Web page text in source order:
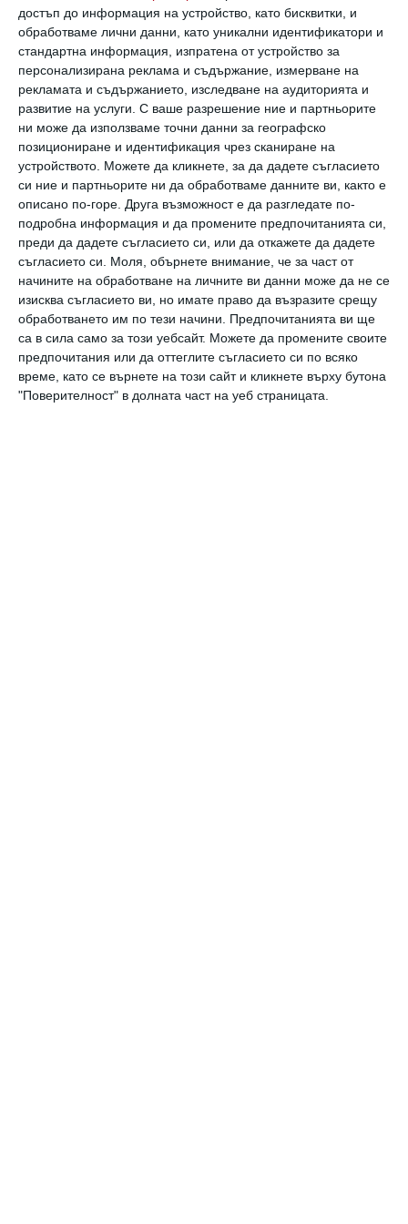
достъп до информация на устройство, като бисквитки, и
обработваме лични данни, като уникални идентификатори и
стандартна информация, изпратена от устройство за
персонализирана реклама и съдържание, измерване на
рекламата и съдържанието, изследване на аудиторията и
развитие на услуги. С ваше разрешение ние и партньорите
ни може да използваме точни данни за географско
позициониране и идентификация чрез сканиране на
устройството. Можете да кликнете, за да дадете съгласието
си ние и партньорите ни да обработваме данните ви, както е
описано по-горе. Друга възможност е да разгледате по-
подробна информация и да промените предпочитанията си,
преди да дадете съгласието си, или да откажете да дадете
съгласието си. Моля, обърнете внимание, че за част от
начините на обработване на личните ви данни може да не се
изисква съгласието ви, но имате право да възразите срещу
обработването им по тези начини. Предпочитанията ви ще
са в сила само за този уебсайт. Можете да промените своите
предпочитания или да оттеглите съгласието си по всяко
време, като се върнете на този сайт и кликнете върху бутона
"Поверителност" в долната част на уеб страницата.
пише. Чак до изтръпване на ръката. Колко
хубаво би било, ако можехме в такива
моменти просто да прехвърлим
химикалката в другата ръка. Е, някои го
могат.